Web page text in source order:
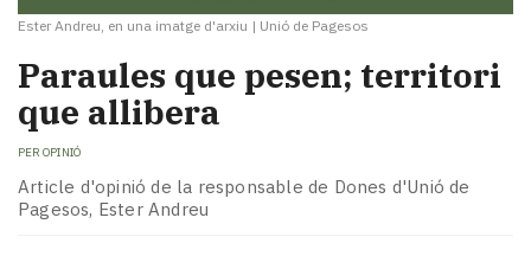
Ester Andreu, en una imatge d'arxiu | Unió de Pagesos
Paraules que pesen; territori
que allibera
PER OPINIÓ
Article d'opinió de la responsable de Dones d'Unió de
Pagesos, Ester Andreu